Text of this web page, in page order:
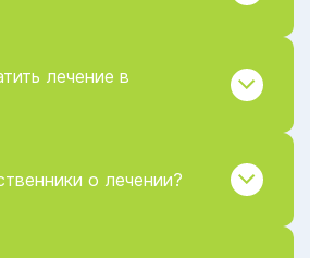
лечение в
о лечении?